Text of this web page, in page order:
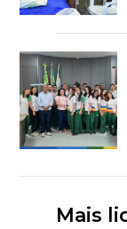
Mais